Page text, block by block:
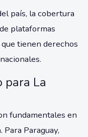
país, la cobertura
plataformas
tienen derechos
para La
fundamentales en
Paraguay,